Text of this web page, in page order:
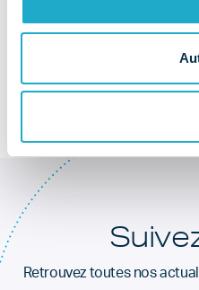
Au coeur
santé
Retrouvez toutes nos